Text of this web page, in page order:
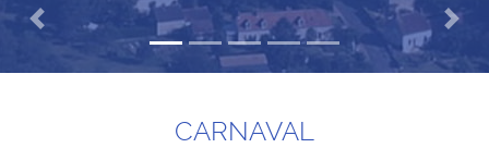
Previous Next
CARNAVAL